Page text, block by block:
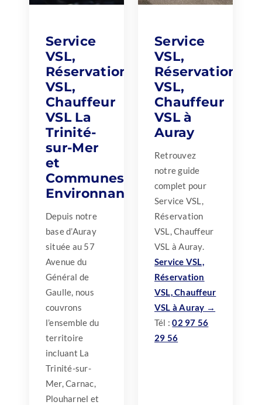
Service
VSL,
Réservation
VSL,
Chauffeur
VSL La
Trinité-
sur-Mer
et
Communes
Environnantes
Depuis notre
base d’Auray
située au 57
Avenue du
Général de
Gaulle, nous
couvrons
l’ensemble du
territoire
incluant La
Trinité-sur-
Mer, Carnac,
Plouharnel et
Service
VSL,
Réservation
VSL,
Chauffeur
VSL à
Auray
Retrouvez
notre guide
complet pour
Service VSL,
Réservation
VSL, Chauffeur
VSL à Auray.
Service VSL,
Réservation
VSL, Chauffeur
VSL à Auray →
Tél :02 97 56
29 56